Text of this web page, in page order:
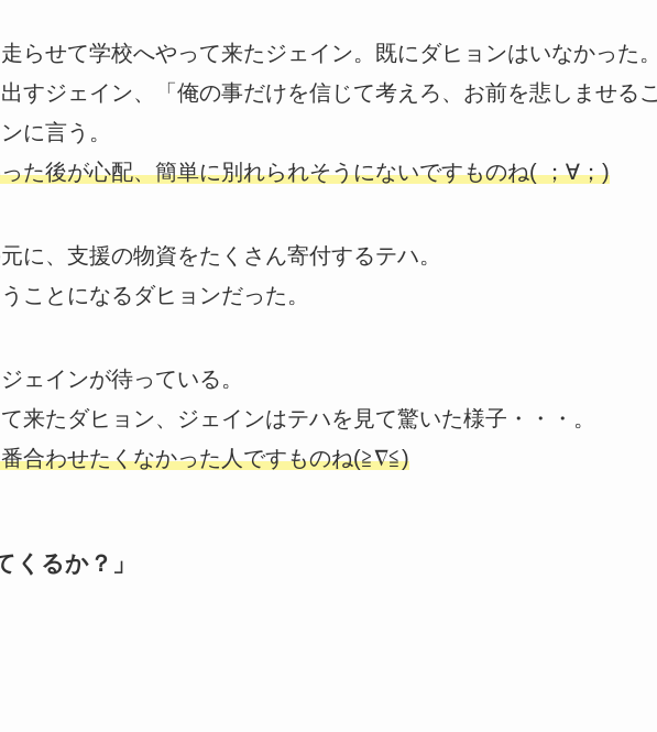
らせて学校へやって来たジェイン。既にダヒョンはいなかった。
すジェイン、「俺の事だけを信じて考えろ、お前を悲しませるこ
に言う。
た後が心配、簡単に別れられそうにないですものね( ；∀；)
に、支援の物資をたくさん寄付するテハ。
ことになるダヒョンだった。
ェインが待っている。
来たダヒョン、ジェインはテハを見て驚いた様子・・・。
合わせたくなかった人ですものね(≧∇≦)
くるか？」